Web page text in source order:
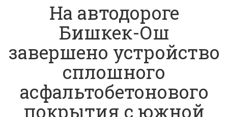
На автодороге
Бишкек-Ош
завершено устройство
сплошного
асфальтобетонового
покрытия с южной